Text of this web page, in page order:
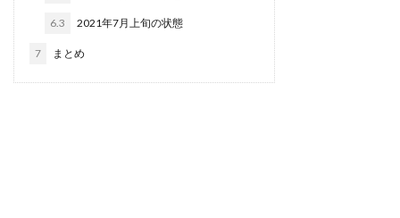
6.3 2021年7月上旬の状態
7 まとめ